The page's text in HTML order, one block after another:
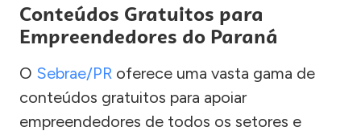
Conteúdos Gratuitos para
Empreendedores do Paraná
O Sebrae/PR oferece uma vasta gama de
conteúdos gratuitos para apoiar
empreendedores de todos os setores e